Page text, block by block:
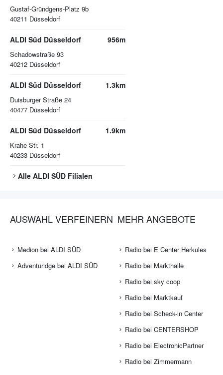
Gustaf-Gründgens-Platz 9b
40211 Düsseldorf
ALDI Süd Düsseldorf
Schadowstraße 93
40212 Düsseldorf
956m
ALDI Süd Düsseldorf
Duisburger Straße 24
40477 Düsseldorf
1.3km
ALDI Süd Düsseldorf
Krahe Str. 1
40233 Düsseldorf
1.9km
Alle ALDI SÜD Filialen
AUSWAHL VERFEINERN
Medion bei ALDI SÜD
Adventuridge bei ALDI SÜD
MEHR ANGEBOTE
Radio bei E Center Herkules
Radio bei Markthalle
Radio bei sky coop
Radio bei Marktkauf
Radio bei Scheck-in Center
Radio bei CENTERSHOP
Radio bei ElectronicPartner
Radio bei Zimmermann